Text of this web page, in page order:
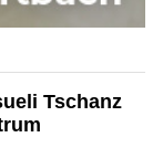
Tschanz